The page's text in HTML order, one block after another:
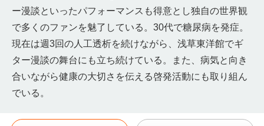
ー漫談といったパフォーマンスも得意とし独自の世界観
で多くのファンを魅了している。30代で糖尿病を発症。
現在は週3回の人工透析を続けながら、浅草東洋館でギ
ター漫談の舞台にも立ち続けている。また、病気と向き
合いながら健康の大切さを伝える啓発活動にも取り組ん
でいる。